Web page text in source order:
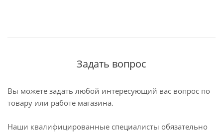
Задать вопрос
Вы можете задать любой интересующий вас вопрос по
товару или работе магазина.
Наши квалифицированные специалисты обязательно